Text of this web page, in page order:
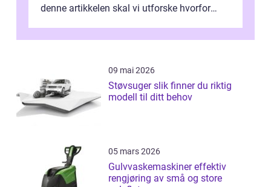
denne artikkelen skal vi utforske hvorfor
09 mai 2026
Støvsuger slik finner du riktig
modell til ditt behov
05 mars 2026
Gulvvaskemaskiner effektiv
rengjøring av små og store